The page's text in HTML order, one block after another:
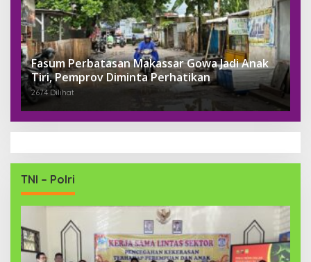
Fasum Perbatasan Makassar Gowa Jadi Anak
Tiri, Pemprov Diminta Perhatikan
2674 Dilihat
TNI – Polri